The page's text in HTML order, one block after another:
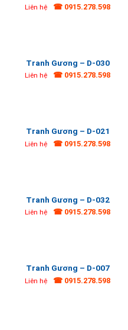
Liên hệ ☎ 0915.278.598
Tranh Gương – D-030
Liên hệ ☎ 0915.278.598
Tranh Gương – D-021
Liên hệ ☎ 0915.278.598
Tranh Gương – D-032
Liên hệ ☎ 0915.278.598
Tranh Gương – D-007
Liên hệ ☎ 0915.278.598